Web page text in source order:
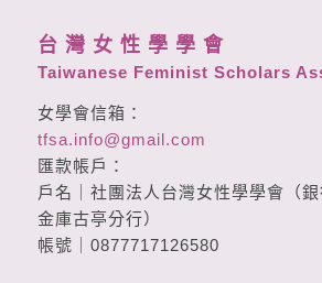
台 灣 女 性 學 學 會
Taiwanese Feminist Scholars
女學會信箱：
tfsa.info@gmail.com
匯款帳戶：
戶名｜社團法人台灣女性學學會（
金庫古亭分行）
帳號｜0877717126580